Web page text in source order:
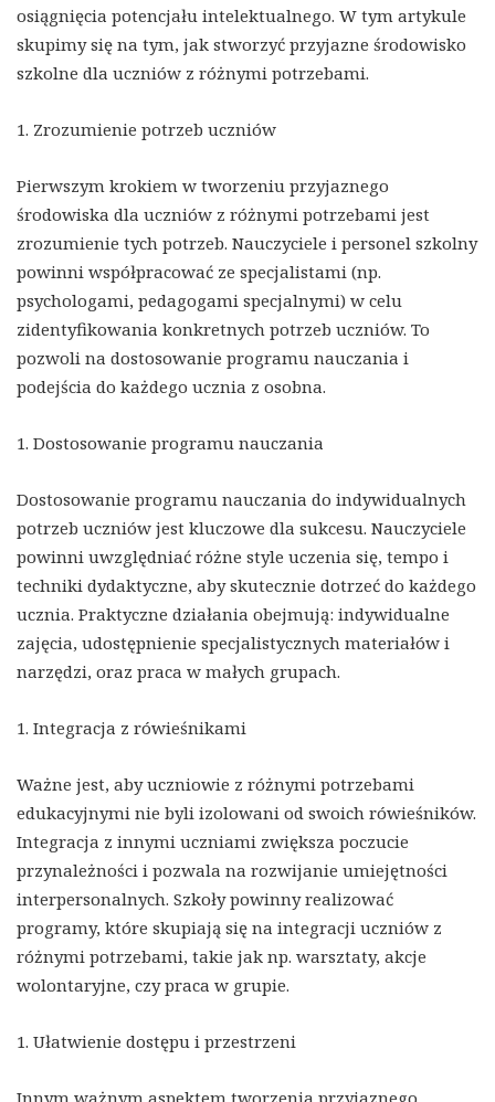
osiągnięcia potencjału intelektualnego. W tym artykule
skupimy się na tym, jak stworzyć przyjazne środowisko
szkolne dla uczniów z różnymi potrzebami.
1. Zrozumienie potrzeb uczniów
Pierwszym krokiem w tworzeniu przyjaznego
środowiska dla uczniów z różnymi potrzebami jest
zrozumienie tych potrzeb. Nauczyciele i personel szkolny
powinni współpracować ze specjalistami (np.
psychologami, pedagogami specjalnymi) w celu
zidentyfikowania konkretnych potrzeb uczniów. To
pozwoli na dostosowanie programu nauczania i
podejścia do każdego ucznia z osobna.
1. Dostosowanie programu nauczania
Dostosowanie programu nauczania do indywidualnych
potrzeb uczniów jest kluczowe dla sukcesu. Nauczyciele
powinni uwzględniać różne style uczenia się, tempo i
techniki dydaktyczne, aby skutecznie dotrzeć do każdego
ucznia. Praktyczne działania obejmują: indywidualne
zajęcia, udostępnienie specjalistycznych materiałów i
narzędzi, oraz praca w małych grupach.
1. Integracja z rówieśnikami
Ważne jest, aby uczniowie z różnymi potrzebami
edukacyjnymi nie byli izolowani od swoich rówieśników.
Integracja z innymi uczniami zwiększa poczucie
przynależności i pozwala na rozwijanie umiejętności
interpersonalnych. Szkoły powinny realizować
programy, które skupiają się na integracji uczniów z
różnymi potrzebami, takie jak np. warsztaty, akcje
wolontaryjne, czy praca w grupie.
1. Ułatwienie dostępu i przestrzeni